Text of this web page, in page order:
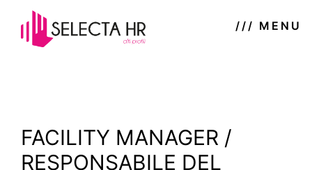
/// MENU
FACILITY MANAGER /
RESPONSABILE DEL